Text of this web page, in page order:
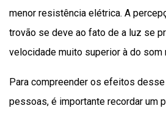
menor resistência elétrica. A
trovão se deve ao fato de a luz se
velocidade muito superior à do som
Para compreender os efeitos
pessoas, é importante recordar um